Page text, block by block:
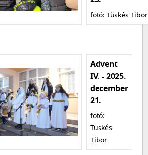
fotó: Tüskés Tibor
Advent
IV. - 2025.
december
21.
fotó:
Tüskés
Tibor